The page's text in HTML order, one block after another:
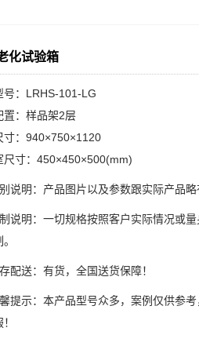
化试验箱
号：LRHS-101-LG
置：样品架2层
寸：940×750×1120
尺寸：450×450×500(mm)
说明：产品图片以及参数跟实际产品
说明：一切规格按照客户实际情况或
配送：有货，全国送货保障！
提示：本产品型号众多，案例仅供参